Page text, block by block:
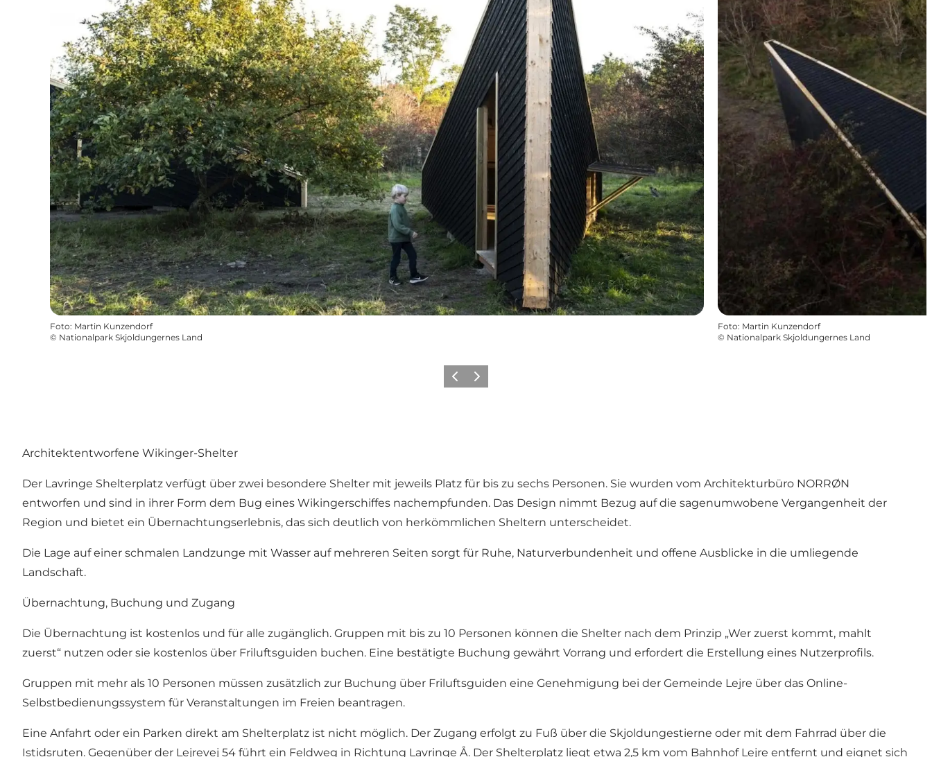
Foto: Martin Kunzendorf
© Nationalpark Skjoldungernes Land
Foto: Martin Kunzendorf
© Nationalpark Skjoldungernes Land
Vorherige Folie
Nächste Folie
Architektentworfene Wikinger-Shelter
Der Lavringe Shelterplatz verfügt über zwei besondere Shelter mit jeweils Platz für bis zu sechs Personen. Sie wurden vom Architekturbüro NORRØN
entworfen und sind in ihrer Form dem Bug eines Wikingerschiffes nachempfunden. Das Design nimmt Bezug auf die sagenumwobene Vergangenheit der
Region und bietet ein Übernachtungserlebnis, das sich deutlich von herkömmlichen Sheltern unterscheidet.
Die Lage auf einer schmalen Landzunge mit Wasser auf mehreren Seiten sorgt für Ruhe, Naturverbundenheit und offene Ausblicke in die umliegende
Landschaft.
Übernachtung, Buchung und Zugang
Die Übernachtung ist kostenlos und für alle zugänglich. Gruppen mit bis zu 10 Personen können die Shelter nach dem Prinzip „Wer zuerst kommt, mahlt
zuerst“ nutzen oder sie kostenlos über Friluftsguiden buchen. Eine bestätigte Buchung gewährt Vorrang und erfordert die Erstellung eines Nutzerprofils.
Gruppen mit mehr als 10 Personen müssen zusätzlich zur Buchung über Friluftsguiden eine Genehmigung bei der Gemeinde Lejre über das Online-
Selbstbedienungssystem für Veranstaltungen im Freien beantragen.
Eine Anfahrt oder ein Parken direkt am Shelterplatz ist nicht möglich. Der Zugang erfolgt zu Fuß über die Skjoldungestierne oder mit dem Fahrrad über die
Istidsruten. Gegenüber der Lejrevej 54 führt ein Feldweg in Richtung Lavringe Å. Der Shelterplatz liegt etwa 2,5 km vom Bahnhof Lejre entfernt und eignet sich